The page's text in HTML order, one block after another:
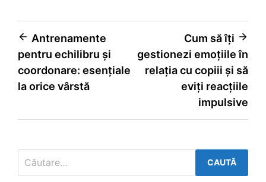
Navigare
în
articole
Antrenamente
pentru echilibru și
coordonare: esențiale
la orice vârstă
Cum să îți
gestionezi emoțiile în
relația cu copiii și să
eviți reacțiile
impulsive
după: